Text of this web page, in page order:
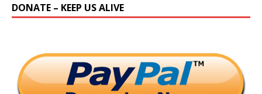
DONATE – KEEP US ALIVE